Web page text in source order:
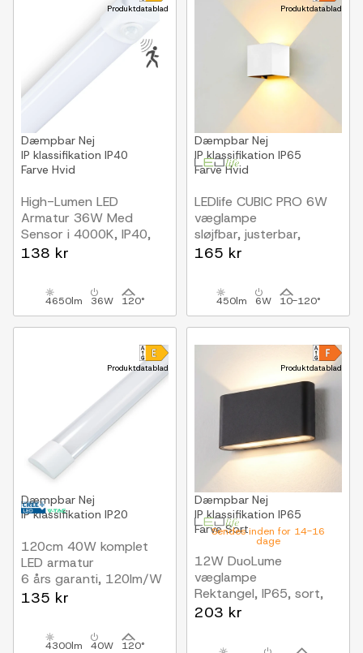
Produktdatablad
Dæmpbar Nej
IP klassifikation IP40
Farve Hvid
High-Lumen LED
Armatur 36W Med
Sensor i 4000K, IP40,
230V
138 kr
4650lm 36W 120°
Produktdatablad
Dæmpbar Nej
IP klassifikation IP65
FarveHvid
LEDlife CUBIC PRO 6W
væglampe
sløjfbar, justerbar,
firkantet, op/ned, inde /
165 kr
450lm 6W 10-120°
Produktdatablad
Dæmpbar Nej
IP klassifikation IP20
120cm 40W komplet
LED armatur
6 års garanti, 120lm/W
135 kr
4300lm 40W 120°
Produktdatablad
Sendes inden for 14-16
dage
Dæmpbar Nej
IP klassifikation IP65
FarveSort
12W DuoLume
væglampe
Rektangel, IP65, sort,
op/ned, inde / ude, inkl.
203 kr